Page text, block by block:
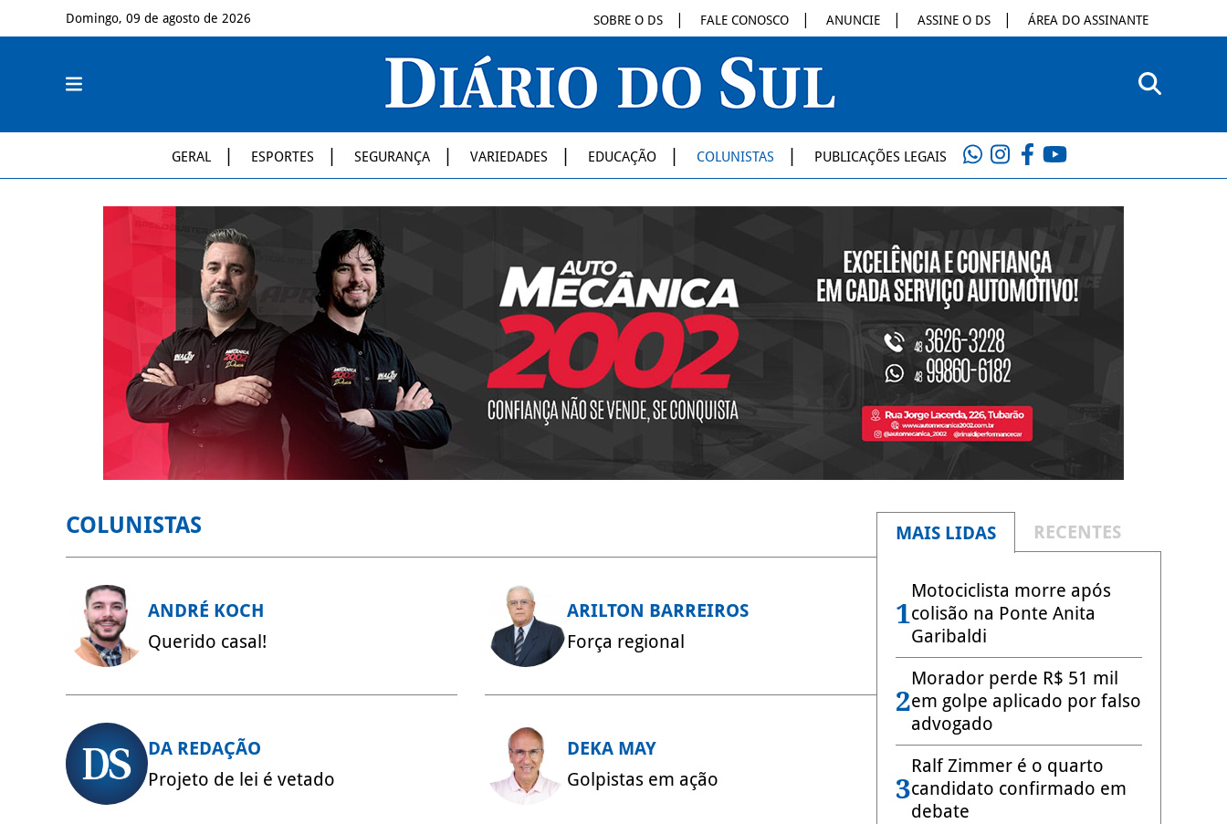
Domingo, 09 de agosto de 2026 SOBRE O DS FALE CONOSCO ANUNCIE ASSINE O DS ÁREA DO ASSINANTE
GERAL ESPORTES SEGURANÇA VARIEDADES EDUCAÇÃO COLUNISTAS PUBLICAÇÕES LEGAIS
COLUNISTAS
ANDRÉ KOCH
Querido casal!
ARILTON BARREIROS
Força regional
DA REDAÇÃO
Projeto de lei é vetado
DEKA MAY
Golpistas em ação
MAIS LIDAS RECENTES
1
Motociclista morre após
colisão na Ponte Anita
Garibaldi
2
Morador perde R$ 51 mil
em golpe aplicado por falso
advogado
3
Ralf Zimmer é o quarto
candidato confirmado em
debate